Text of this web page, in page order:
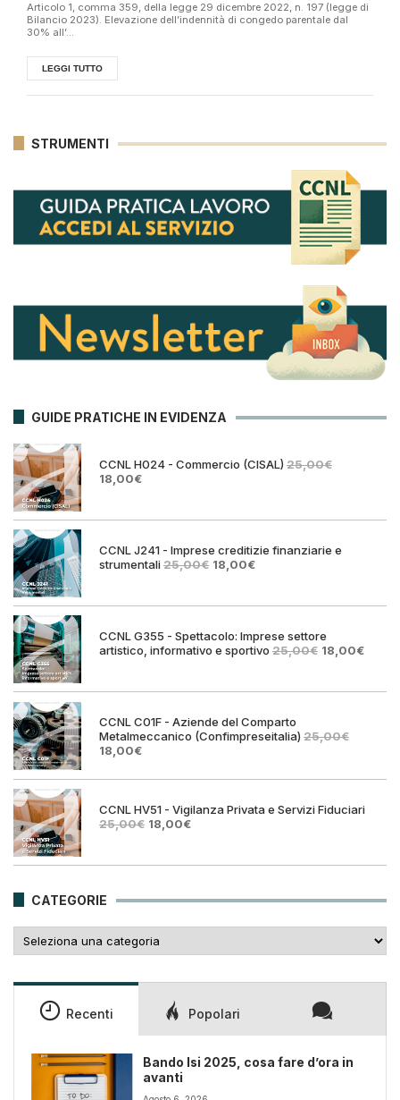
Articolo 1, comma 359, della legge 29 dicembre 2022, n. 197 (legge di
Bilancio 2023). Elevazione dell’indennità di congedo parentale dal
30% all’...
LEGGI TUTTO
STRUMENTI
GUIDE PRATICHE IN EVIDENZA
CCNL H024 - Commercio (CISAL) 25,00€
Il
era:
18,00€Il
è:
CCNL J241 - Imprese creditizie finanziarie e
strumentali25,00€ Il
era:
18,00€Il
è:
CCNL G355 - Spettacolo: Imprese settore
artistico, informativo e sportivo 25,00€ Il
era:
18,00€Il
è:
CCNL C01F - Aziende del Comparto
Metalmeccanico (Confimpreseitalia) 25,00€
Il
originale
25,00€.
18,00€Il
attuale
18,00€.
CCNL HV51 - Vigilanza Privata e Servizi Fiduciari
25,00€ Il
era:
18,00€Il
è:
CATEGORIE
Recenti Popolari
Bando Isi 2025, cosa fare d’ora in
avanti